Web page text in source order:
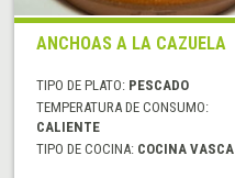
ANCHOAS A LA CAZUELA
TIPO DE PLATO: PESCADO
TEMPERATURA DE CONSUMO:
CALIENTE
TIPO DE COCINA: COCINA VASCA